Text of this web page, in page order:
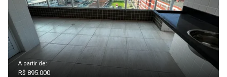
A partir de:
R$ 895.000